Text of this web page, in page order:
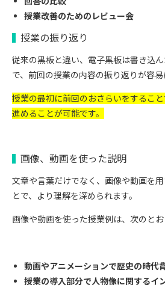
授業改善のためのレビュー会
授業の振り返り
従来の黒板と違い、電子黒板は書き込
で、前回の授業の内容の振り返りが容易
授業の最初に前回のおさらいをするこ
進めることが可能です。
画像、動画を使った説明
文章や言葉だけでなく、画像や動画を
とで、より理解を深められます。
画像や動画を使った授業例は、次のとお
動画やアニメーションで歴史の時代
授業の導入部分で人物像に関するイ